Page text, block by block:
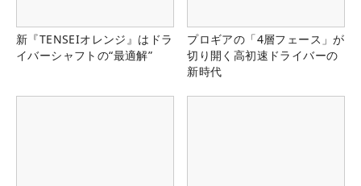
新『TENSEIオレンジ』はドラ
イバーシャフトの“最適解”
プロギアの「4層フェース」が
切り開く高初速ドライバーの
新時代